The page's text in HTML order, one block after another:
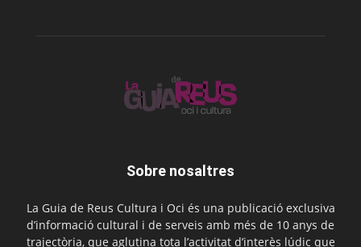
Sobre nosaltres
La Guia de Reus Cultura i Oci és una publicació exclusiva
d’informació cultural i de serveis amb més de 10 anys de
trajectòria, que aglutina tota l’activitat d’interès lúdic que